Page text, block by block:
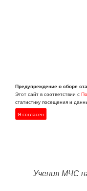
Учения МЧС
Предупреждение о сборе
Этот сайт в соответствии с
статистику посещения и
Я согласен